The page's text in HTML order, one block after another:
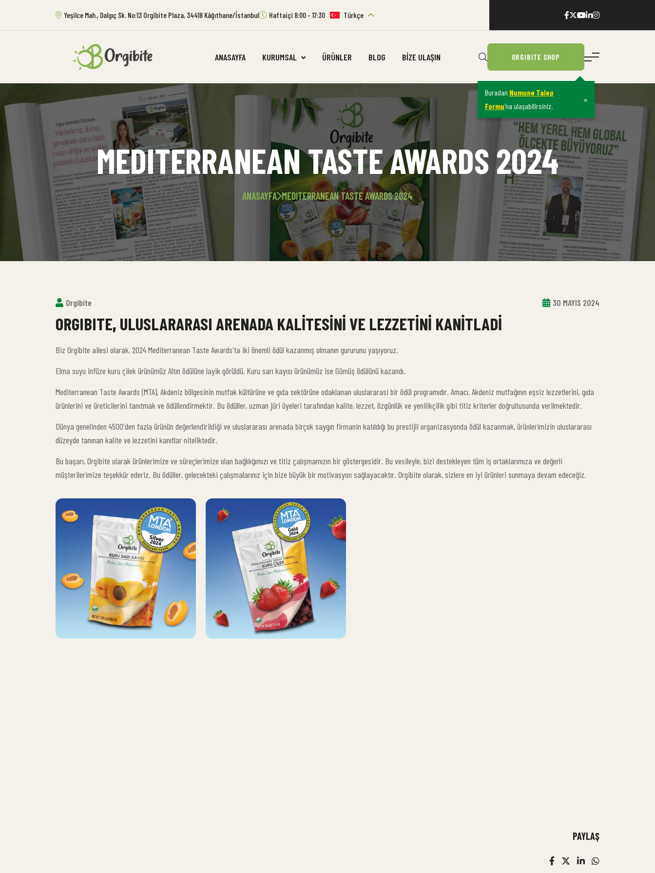
Yeşilce Mah., Dalgıç Sk. No:13 Orgibite Plaza, 34418 Kâğıthane/İstanbul Haftaiçi 8:00 - 17:30 Türkçe
ANASAYFA KURUMSAL ÜRÜNLER BLOG BIZE ULAŞIN ORGIBITE SHOP
Buradan Numune Talep
Formu'na ulaşabilirsiniz.
×
MEDITERRANEAN TASTE AWARDS 2024
ANASAYFA MEDITERRANEAN TASTE AWARDS 2024
Orgibite 30 MAYIS 2024
ORGIBITE, ULUSLARARASI ARENADA KALITESINI VE LEZZETINI KANITLADI
Biz Orgibite ailesi olarak, 2024 Mediterranean Taste Awards'ta iki önemli ödül kazanmış olmanın gururunu yaşıyoruz.
Elma suyu infüze kuru çilek ürünümüz Altın ödülüne layik görüldü, Kuru sarı kayısı ürünümüz ise Gümüş ödülünü kazandı.
Mediterranean Taste Awards (MTA), Akdeniz bölgesinin mutfak kültürüne ve gıda sektörüne odaklanan uluslararasi bir ödül programıdır. Amacı, Akdeniz mutfağının eşsiz lezzetlerini, gıda
ürünlerini ve üreticilerini tanıtmak ve ödüllendirmektir. Bu ödüller, uzman jüri üyeleri tarafından kalite, lezzet, özgünlük ve yenilikçilik gibi titiz kriterler doğrultusunda verilmektedir.
Dünya genelinden 4500'den fazla ürünün değerlendirildiği ve uluslararası arenada birçok saygın firmanin katıldığı bu prestijli organizasyonda ödül kazanmak, ürünlerimizin uluslararası
düzeyde tanınan kalite ve lezzetini kanıtlar niteliktedir.
Bu başarı, Orgibite olarak ürünlerimize ve süreçlerimize olan bağlılığımızı ve titiz çalışmamızın bir göstergesidir. Bu vesileyle, bizi destekleyen tüm iş ortaklarımıza ve değerli
müşterilerimize teşekkür ederiz. Bu ödüller, gelecekteki çalışmalarınız için bize büyük bir motivasyon sağlayacaktır. Orgibite olarak, sizlere en iyi ürünleri sunmaya devam edeceğiz.
PAYLAŞ